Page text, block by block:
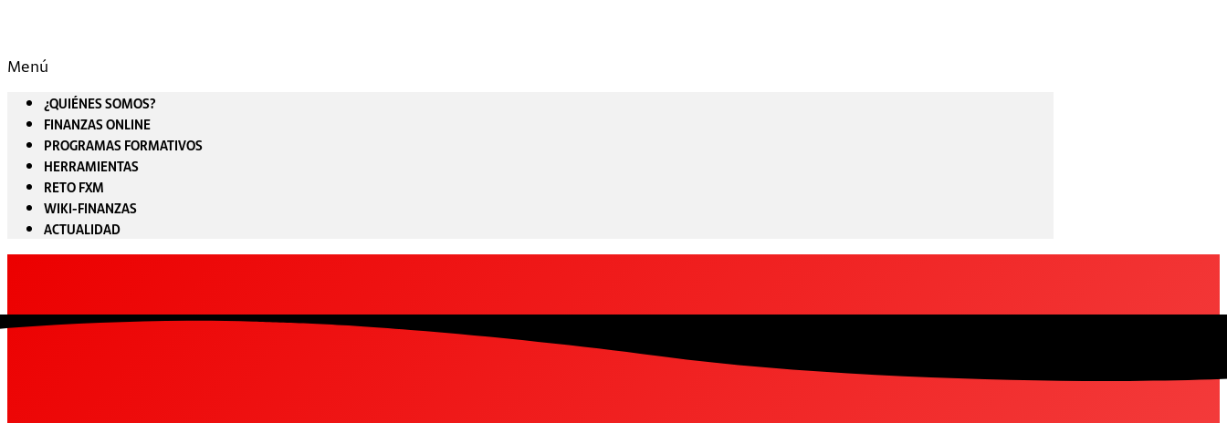
Menú
¿QUIÉNES SOMOS?
FINANZAS ONLINE
PROGRAMAS FORMATIVOS
HERRAMIENTAS
RETO FXM
WIKI-FINANZAS
ACTUALIDAD